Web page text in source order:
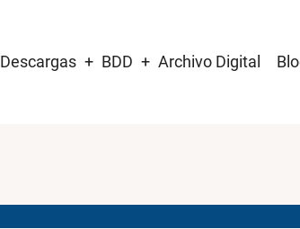
Descargas BDD Archivo Digital